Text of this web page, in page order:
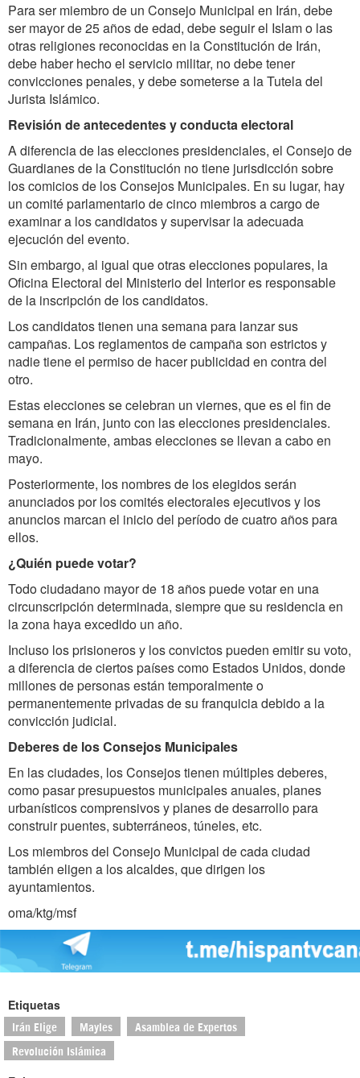
Para ser miembro de un Consejo Municipal en Irán, debe
ser mayor de 25 años de edad, debe seguir el Islam o las
otras religiones reconocidas en la Constitución de Irán,
debe haber hecho el servicio militar, no debe tener
convicciones penales, y debe someterse a la Tutela del
Jurista Islámico.
Revisión de antecedentes y conducta electoral
A diferencia de las elecciones presidenciales, el Consejo de
Guardianes de la Constitución no tiene jurisdicción sobre
los comicios de los Consejos Municipales. En su lugar, hay
un comité parlamentario de cinco miembros a cargo de
examinar a los candidatos y supervisar la adecuada
ejecución del evento.
Sin embargo, al igual que otras elecciones populares, la
Oficina Electoral del Ministerio del Interior es responsable
de la inscripción de los candidatos.
Los candidatos tienen una semana para lanzar sus
campañas. Los reglamentos de campaña son estrictos y
nadie tiene el permiso de hacer publicidad en contra del
otro.
Estas elecciones se celebran un viernes, que es el fin de
semana en Irán, junto con las elecciones presidenciales.
Tradicionalmente, ambas elecciones se llevan a cabo en
mayo.
Posteriormente, los nombres de los elegidos serán
anunciados por los comités electorales ejecutivos y los
anuncios marcan el inicio del período de cuatro años para
ellos.
¿Quién puede votar?
Todo ciudadano mayor de 18 años puede votar en una
circunscripción determinada, siempre que su residencia en
la zona haya excedido un año.
Incluso los prisioneros y los convictos pueden emitir su voto,
a diferencia de ciertos países como Estados Unidos, donde
millones de personas están temporalmente o
permanentemente privadas de su franquicia debido a la
convicción judicial.
Deberes de los Consejos Municipales
En las ciudades, los Consejos tienen múltiples deberes,
como pasar presupuestos municipales anuales, planes
urbanísticos comprensivos y planes de desarrollo para
construir puentes, subterráneos, túneles, etc.
Los miembros del Consejo Municipal de cada ciudad
también eligen a los alcaldes, que dirigen los
ayuntamientos.
oma/ktg/msf
Etiquetas
Irán Elige Mayles Asamblea de Expertos
Revolución Islámica